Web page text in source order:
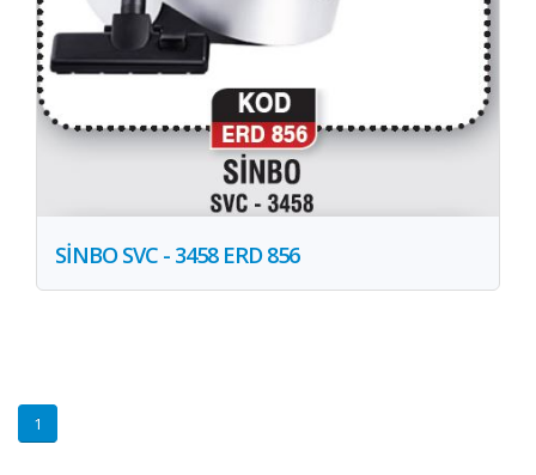
SİNBO SVC - 3458 ERD 856
1